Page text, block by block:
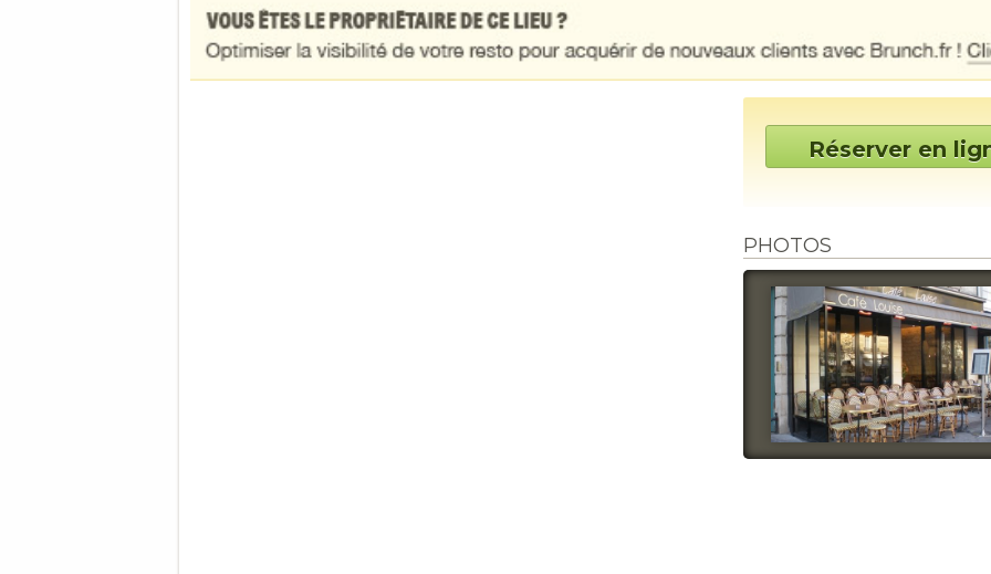
Réserver en
PHOTOS